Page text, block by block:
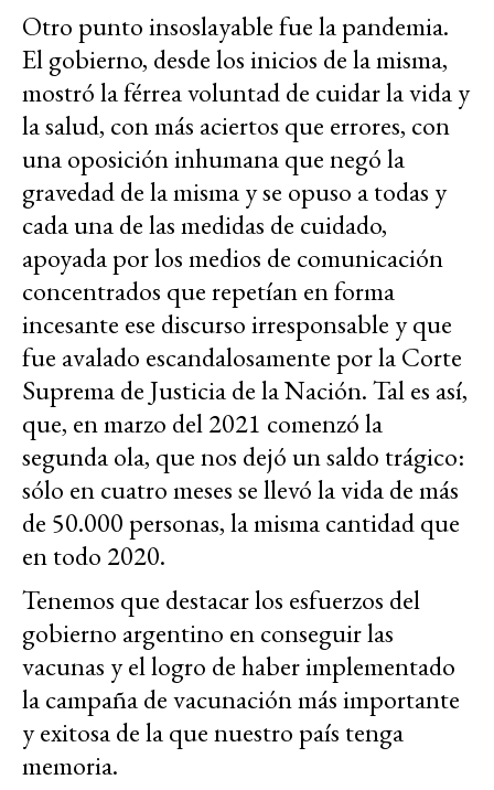
Otro punto insoslayable fue la pandemia.
El gobierno, desde los inicios de la misma,
mostró la férrea voluntad de cuidar la vida y
la salud, con más aciertos que errores, con
una oposición inhumana que negó la
gravedad de la misma y se opuso a todas y
cada una de las medidas de cuidado,
apoyada por los medios de comunicación
concentrados que repetían en forma
incesante ese discurso irresponsable y que
fue avalado escandalosamente por la Corte
Suprema de Justicia de la Nación. Tal es así,
que, en marzo del 2021 comenzó la
segunda ola, que nos dejó un saldo trágico:
sólo en cuatro meses se llevó la vida de más
de 50.000 personas, la misma cantidad que
en todo 2020.
Tenemos que destacar los esfuerzos del
gobierno argentino en conseguir las
vacunas y el logro de haber implementado
la campaña de vacunación más importante
y exitosa de la que nuestro país tenga
memoria.